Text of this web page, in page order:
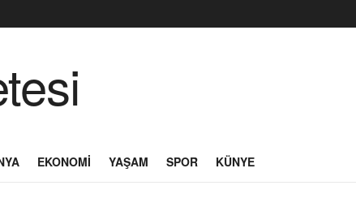
EKONOMI YAŞAM SPOR KÜNYE